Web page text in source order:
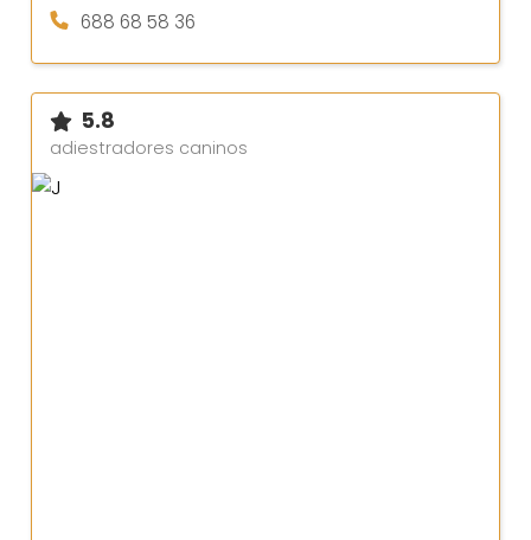
688 68 58 36
5.8
adiestradores caninos